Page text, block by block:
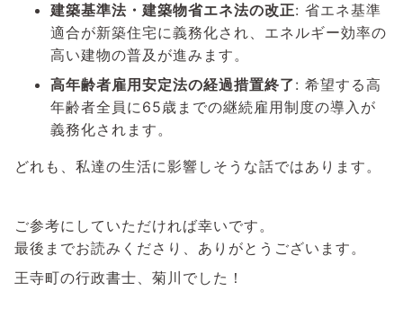
建築基準法・建築物省エネ法の改正: 省エネ基準
適合が新築住宅に義務化され、エネルギー効率の
高い建物の普及が進みます。
高年齢者雇用安定法の経過措置終了: 希望する高
年齢者全員に65歳までの継続雇用制度の導入が
義務化されます。
どれも、私達の生活に影響しそうな話ではあります。
ご参考にしていただければ幸いです。
最後までお読みくださり、ありがとうございます。
王寺町の行政書士、菊川でした！